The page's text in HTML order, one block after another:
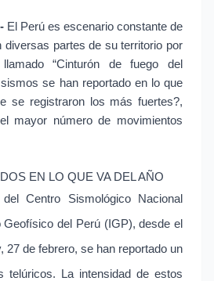
El Perú es escenario constante de
partes de su territorio por
“Cinturón de fuego del
se han reportado en lo que
se registraron los más fuertes?,
mayor número de movimientos
EN LO QUE VA DEL AÑO
Centro Sismológico Nacional
del Perú (IGP), desde el
27 de febrero, se han reportado un
telúricos. La intensidad de estos